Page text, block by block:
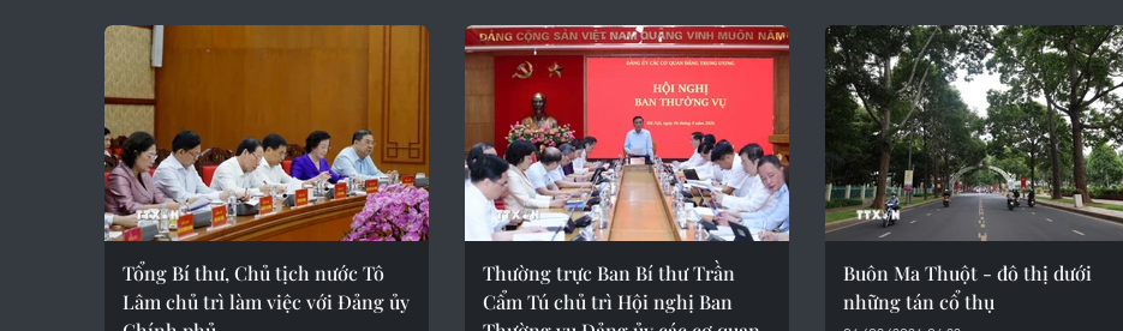
Tổng Bí thư, Chủ tịch nước Tô
Lâm chủ trì làm việc với Đảng ủy
Thường trực Ban Bí thư Trần
Cẩm Tú chủ trì Hội nghị Ban
Buôn Ma Thuột - đô thị dưới
những tán cổ thụ